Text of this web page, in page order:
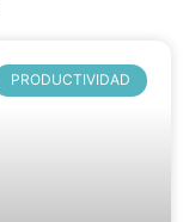
PRODUCTIVIDAD